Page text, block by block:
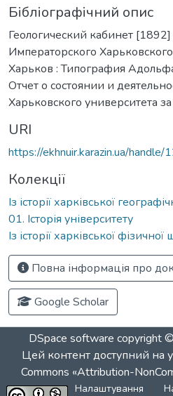
Бібліографічний опис
Геологический кабинет
Императорского
Харьков : Типография
Отчет о состоянии и
Харьковского университета
URI
https://ekhnuir.karazin.ua/
Колекції
Із історії харківської
01. Історія університету
Із історії харківської фізичної
Повна інформація про
Google Scholar
DSpace software copyright
Цей контент доступний на
Commons «Attribution-
Налаштування